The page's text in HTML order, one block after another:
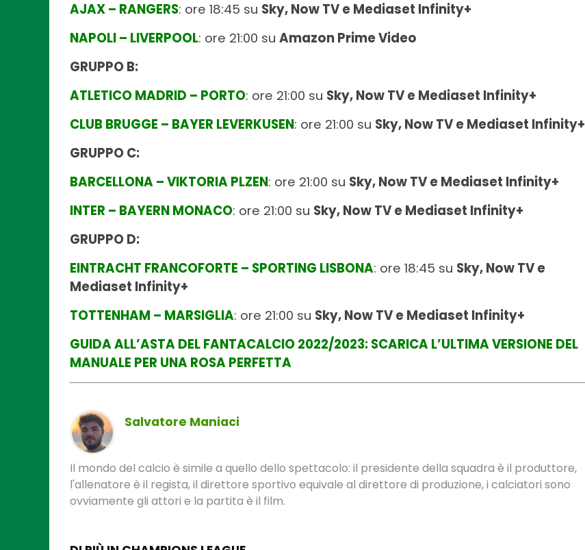
AJAX – RANGERS: ore 18:45 su Sky, Now TV e Mediaset Infinity+
NAPOLI – LIVERPOOL: ore 21:00 su Amazon Prime Video
GRUPPO B:
ATLETICO MADRID – PORTO: ore 21:00 su Sky, Now TV e Mediaset Infinity+
CLUB BRUGGE – BAYER LEVERKUSEN: ore 21:00 su Sky, Now TV e Mediaset Infinity+
GRUPPO C:
BARCELLONA – VIKTORIA PLZEN: ore 21:00 su Sky, Now TV e Mediaset Infinity+
INTER – BAYERN MONACO: ore 21:00 su Sky, Now TV e Mediaset Infinity+
GRUPPO D:
EINTRACHT FRANCOFORTE – SPORTING LISBONA: ore 18:45 su Sky, Now TV e
Mediaset Infinity+
TOTTENHAM – MARSIGLIA: ore 21:00 su Sky, Now TV e Mediaset Infinity+
GUIDA ALL’ASTA DEL FANTACALCIO 2022/2023: SCARICA L’ULTIMA VERSIONE DEL
MANUALE PER UNA ROSA PERFETTA
Salvatore Maniaci
Il mondo del calcio è simile a quello dello spettacolo: il presidente della squadra è il produttore,
l'allenatore è il regista, il direttore sportivo equivale al direttore di produzione, i calciatori sono
ovviamente gli attori e la partita è il film.